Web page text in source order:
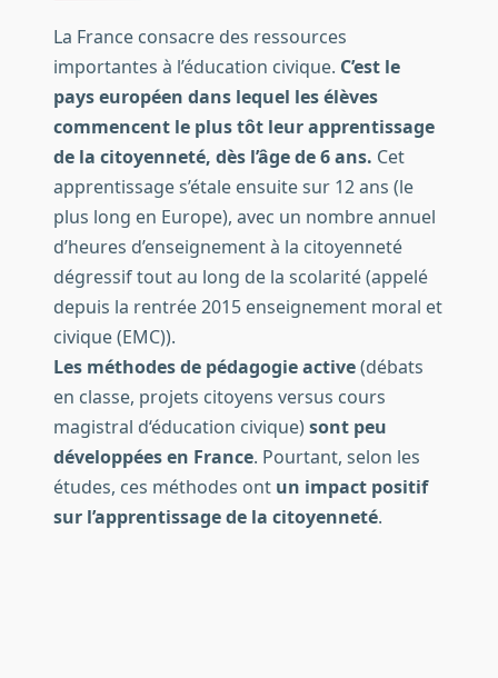
La France consacre des ressources
importantes à l’éducation civique. C’est le
pays européen dans lequel les élèves
commencent le plus tôt leur apprentissage
de la citoyenneté, dès l’âge de 6 ans. Cet
apprentissage s’étale ensuite sur 12 ans (le
plus long en Europe), avec un nombre annuel
d’heures d’enseignement à la citoyenneté
dégressif tout au long de la scolarité (appelé
depuis la rentrée 2015 enseignement moral et
civique (EMC)).
Les méthodes de pédagogie active(débats
en classe, projets citoyens versus cours
magistral d‘éducation civique)sont peu
développées en France. Pourtant, selon les
études, ces méthodes ont un impact positif
sur l’apprentissage de la citoyenneté.